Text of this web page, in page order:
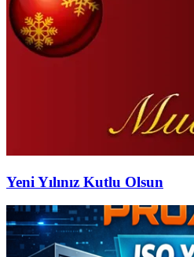
Yeni Yılınız Kutlu Olsun